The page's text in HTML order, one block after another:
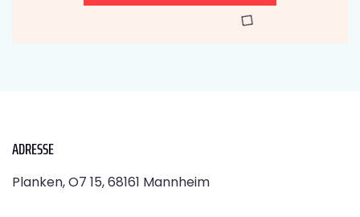
ADRESSE
Planken, O7 15, 68161 Mannheim